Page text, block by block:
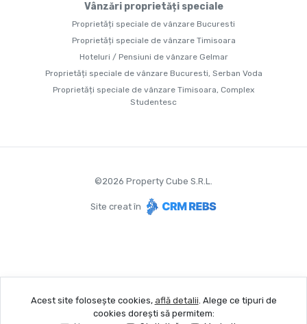
Vânzări proprietăți speciale
Proprietăți speciale de vânzare Bucuresti
Proprietăți speciale de vânzare Timisoara
Hoteluri / Pensiuni de vânzare Gelmar
Proprietăți speciale de vânzare Bucuresti, Serban Voda
Proprietăți speciale de vânzare Timisoara, Complex
Studentesc
©2026 Property Cube S.R.L.
Site creat în
Acest site folosește cookies, află detalii. Alege ce tipuri de
cookies dorești să permitem: